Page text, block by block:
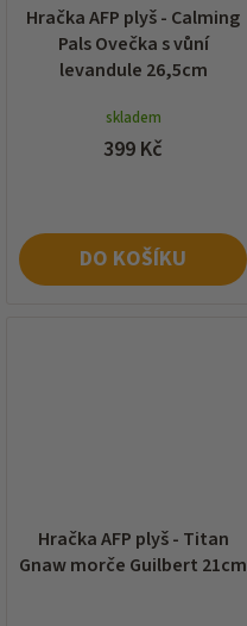
Hračka AFP plyš - Calming
Pals Ovečka s vůní
levandule 26,5cm
skladem
399 Kč
DO KOŠÍKU
Hračka AFP plyš - Titan
Gnaw morče Guilbert 21cm